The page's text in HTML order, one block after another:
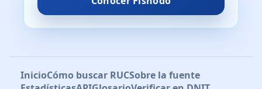
InicioCómo buscar RUCSobre la fuente